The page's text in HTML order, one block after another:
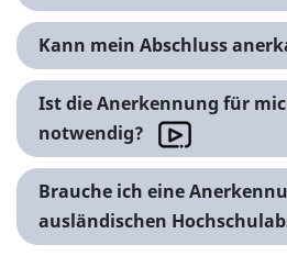
Kann mein Abschluss
Ist die Anerkennung für
notwendig?
Brauche ich eine
ausländischen